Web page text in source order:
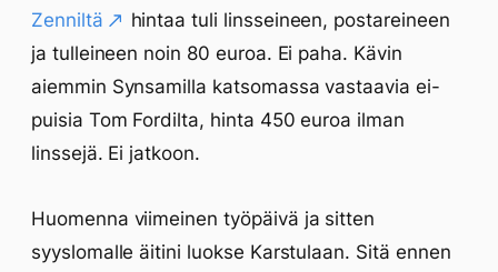
Zenniltä
hintaa tuli linsseineen, postareineen
ja tulleineen noin 80 euroa. Ei paha. Kävin
aiemmin Synsamilla katsomassa vastaavia ei-
puisia Tom Fordilta, hinta 450 euroa ilman
linssejä. Ei jatkoon.
Huomenna viimeinen työpäivä ja sitten
syyslomalle äitini luokse Karstulaan. Sitä ennen